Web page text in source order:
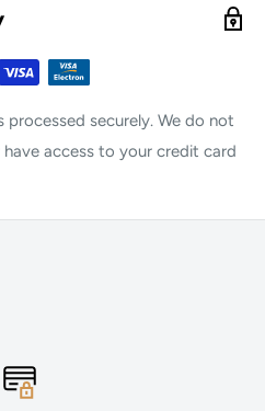
securely. We do not
access to your credit card